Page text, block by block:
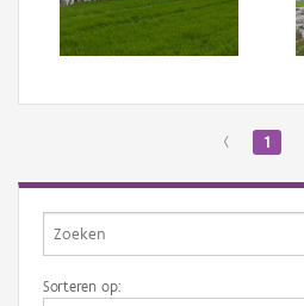
‹ 1
Sorteren op: